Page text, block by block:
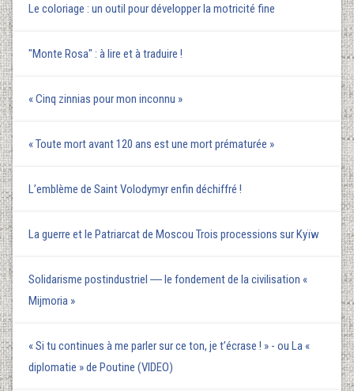
Le coloriage : un outil pour développer la motricité fine
"Monte Rosa" : à lire et à traduire !
« Cinq zinnias pour mon inconnu »
« Toute mort avant 120 ans est une mort prématurée »
L’emblème de Saint Volodymyr enfin déchiffré !
La guerre et le Patriarcat de Moscou Trois processions sur Kyїw
Solidarisme postindustriel ― le fondement de la civilisation «
Mijmoria »
« Si tu continues à me parler sur ce ton, je t’écrase ! » - ou La «
diplomatie » de Poutine (VIDEO)